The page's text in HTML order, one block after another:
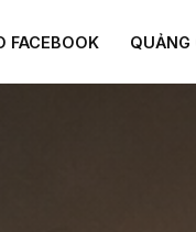
FACEBOOK QUẢNG